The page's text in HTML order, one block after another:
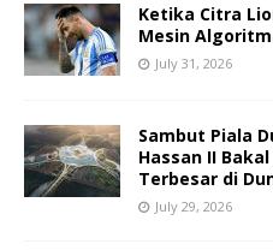
Ketika Citra
Mesin
July 31, 2026
Sambut Piala
Hassan II
Terbesar di
July 29, 2026